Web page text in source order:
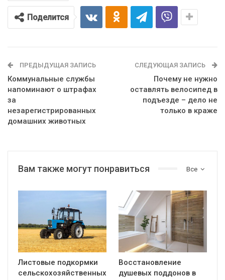
Поделится
ПРЕДЫДУЩАЯ ЗАПИСЬ
Коммунальные службы
напоминают о штрафах
за
незарегистрированных
домашних животных
СЛЕДУЮЩАЯ ЗАПИСЬ
Почему не нужно
оставлять велосипед в
подъезде – дело не
только в краже
Все
Вам также могут понравиться
Листовые подкормки
сельскохозяйственных
Восстановление
душевых поддонов в